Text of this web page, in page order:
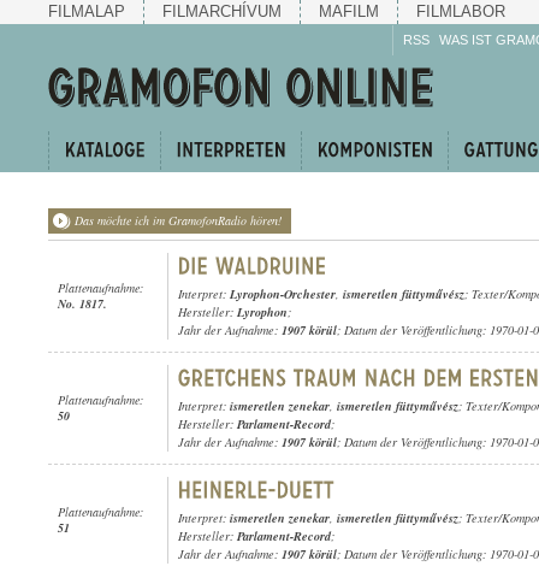
FILMALAP FILMARCHÍVUM MAFILM FILMLABOR
RSS WAS IST
Das möchte ich im GramofonRadio hören!
Plattenaufnahme:
No. 1817.
Interpret: Lyrophon-Orchester, ismeretlen füttyművész; Texter/
Hersteller: Lyrophon;
Jahr der Aufnahme: 1907 körül; Datum der Veröffentlichung: 1970-01-
Plattenaufnahme:
50
Interpret: ismeretlen zenekar, ismeretlen füttyművész; Texter/
Hersteller: Parlament-Record;
Jahr der Aufnahme: 1907 körül; Datum der Veröffentlichung: 1970-01-
Plattenaufnahme:
51
Interpret: ismeretlen zenekar, ismeretlen füttyművész; Texter/
Hersteller: Parlament-Record;
Jahr der Aufnahme: 1907 körül; Datum der Veröffentlichung: 1970-01-